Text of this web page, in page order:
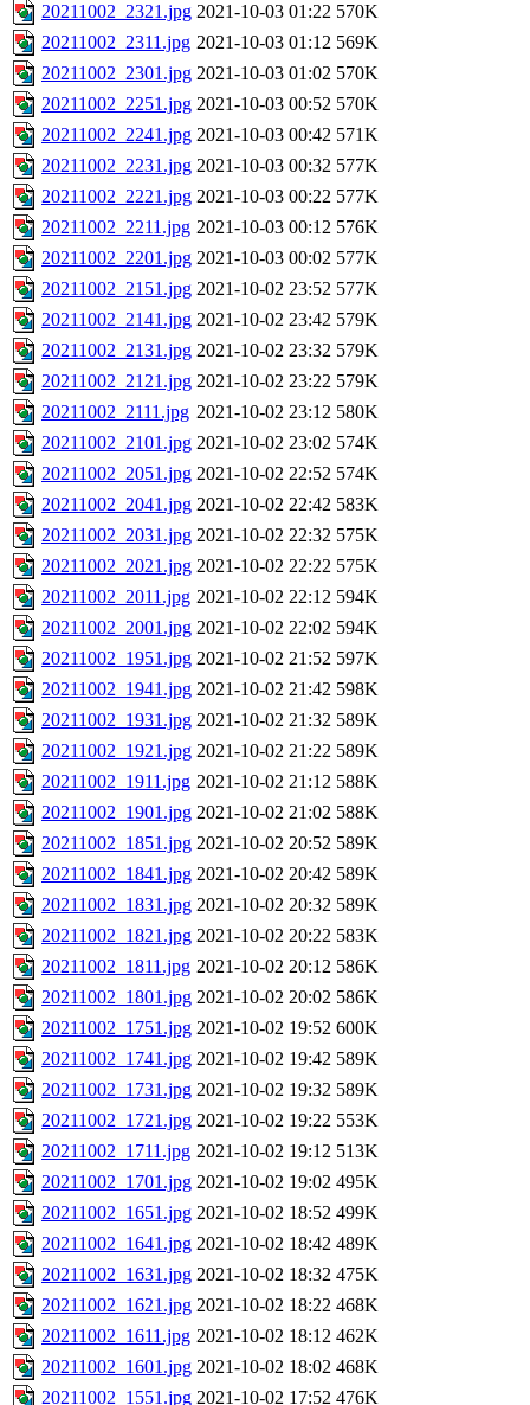
20211002_2321.jpg 2021-10-03 01:22 570K
20211002_2311.jpg 2021-10-03 01:12 569K
20211002_2301.jpg 2021-10-03 01:02 570K
20211002_2251.jpg 2021-10-03 00:52 570K
20211002_2241.jpg 2021-10-03 00:42 571K
20211002_2231.jpg 2021-10-03 00:32 577K
20211002_2221.jpg 2021-10-03 00:22 577K
20211002_2211.jpg 2021-10-03 00:12 576K
20211002_2201.jpg 2021-10-03 00:02 577K
20211002_2151.jpg 2021-10-02 23:52 577K
20211002_2141.jpg 2021-10-02 23:42 579K
20211002_2131.jpg 2021-10-02 23:32 579K
20211002_2121.jpg 2021-10-02 23:22 579K
20211002_2111.jpg 2021-10-02 23:12 580K
20211002_2101.jpg 2021-10-02 23:02 574K
20211002_2051.jpg 2021-10-02 22:52 574K
20211002_2041.jpg 2021-10-02 22:42 583K
20211002_2031.jpg 2021-10-02 22:32 575K
20211002_2021.jpg 2021-10-02 22:22 575K
20211002_2011.jpg 2021-10-02 22:12 594K
20211002_2001.jpg 2021-10-02 22:02 594K
20211002_1951.jpg 2021-10-02 21:52 597K
20211002_1941.jpg 2021-10-02 21:42 598K
20211002_1931.jpg 2021-10-02 21:32 589K
20211002_1921.jpg 2021-10-02 21:22 589K
20211002_1911.jpg 2021-10-02 21:12 588K
20211002_1901.jpg 2021-10-02 21:02 588K
20211002_1851.jpg 2021-10-02 20:52 589K
20211002_1841.jpg 2021-10-02 20:42 589K
20211002_1831.jpg 2021-10-02 20:32 589K
20211002_1821.jpg 2021-10-02 20:22 583K
20211002_1811.jpg 2021-10-02 20:12 586K
20211002_1801.jpg 2021-10-02 20:02 586K
20211002_1751.jpg 2021-10-02 19:52 600K
20211002_1741.jpg 2021-10-02 19:42 589K
20211002_1731.jpg 2021-10-02 19:32 589K
20211002_1721.jpg 2021-10-02 19:22 553K
20211002_1711.jpg 2021-10-02 19:12 513K
20211002_1701.jpg 2021-10-02 19:02 495K
20211002_1651.jpg 2021-10-02 18:52 499K
20211002_1641.jpg 2021-10-02 18:42 489K
20211002_1631.jpg 2021-10-02 18:32 475K
20211002_1621.jpg 2021-10-02 18:22 468K
20211002_1611.jpg 2021-10-02 18:12 462K
20211002_1601.jpg 2021-10-02 18:02 468K
20211002_1551.jpg 2021-10-02 17:52 476K